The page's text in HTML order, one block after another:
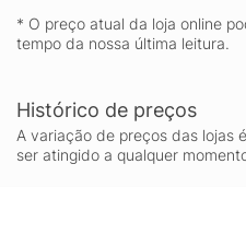
* O preço atual da loja online
tempo da nossa última leitura.
Histórico de preços
A variação de preços das lojas
ser atingido a qualquer